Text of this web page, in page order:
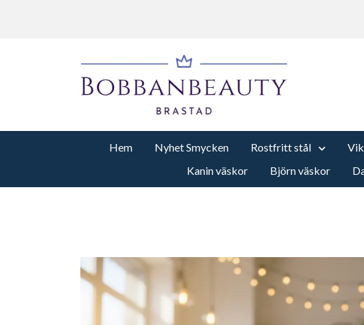
Hem Nyhet Smycken Rostfritt stål
Kanin väskor
Björn väskor